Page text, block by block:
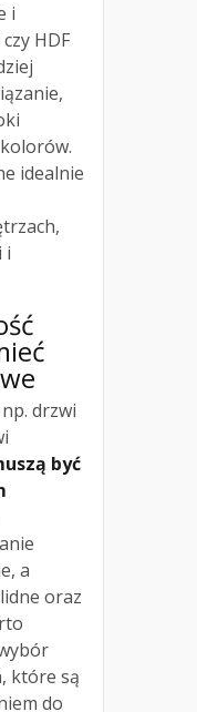
i
HDF
idealnie
i
drzwi
być
a
oraz
które są
do